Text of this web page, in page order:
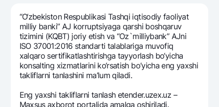
Hamma uchun USD uchun
Talab qilib olinguncha USD
Oltin omonat
NBU’dan oltin quymalar
Kumush omonat
UzCard/HUMO
Visa
Visa FIFA
Mastercard
Ish haqi
Eskrou hisobvarag‘i
Tariflar
Aksiyalar
“O‘zbеkiston Rеspublikasi Tashqi iqtisodiy faoliyat
milliy banki” AJ korruptsiyaga qarshi boshqaruv
tizimini (KQBT) joriy etish va “Oz`milliybank” AJni
ISO 37001:2016 standarti talablariga muvofiq
xalqaro sertifikatlashtirishga tayyorlash bo‘yicha
konsalting xizmatlarini ko‘rsatish bo’yicha eng yaxshi
takliflarni tanlashini ma’lum qiladi.
Eng yaxshi takliflarni tanlash etender.uzex.uz –
Maxsus axborot portalida amalga oshiriladi.